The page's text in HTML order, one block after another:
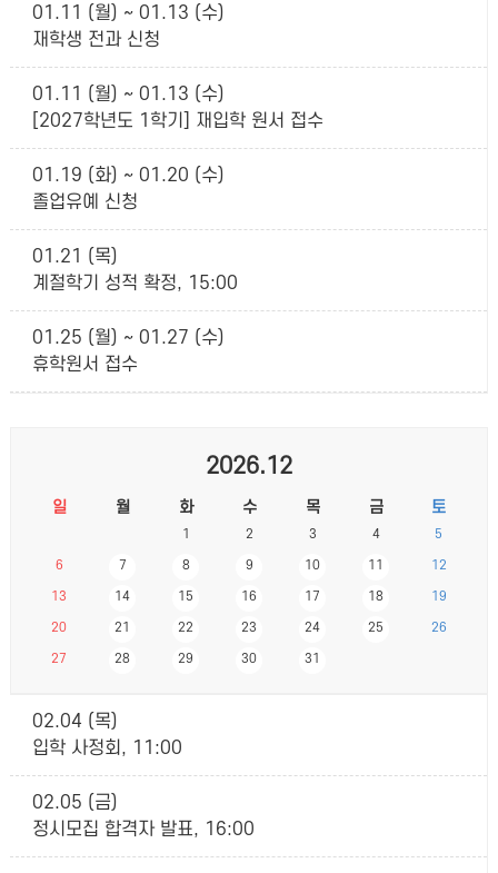
01.11 (월) ~ 01.13 (수)
재학생 전과 신청
01.11 (월) ~ 01.13 (수)
[2027학년도 1학기] 재입학 원서 접수
01.19 (화) ~ 01.20 (수)
졸업유예 신청
01.21 (목)
계절학기 성적 확정, 15:00
01.25 (월) ~ 01.27 (수)
휴학원서 접수
2026.12
일 월 화 수 목 금 토
1 2 3 4 5
6 7 8 9 10 11 12
13 14 15 16 17 18 19
20 21 22 23 24 25 26
27 28 29 30 31
02.04 (목)
입학 사정회, 11:00
02.05 (금)
정시모집 합격자 발표, 16:00